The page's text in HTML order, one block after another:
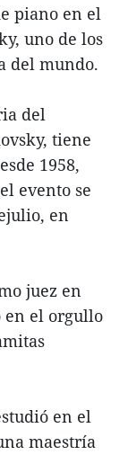
piano en el
uno de los
del mundo.
del
tiene
1958,
evento se
en
juez en
en el orgullo
en el
maestría